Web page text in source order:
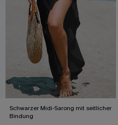
Schwarzer Midi-Sarong mit seitlicher
Bindung